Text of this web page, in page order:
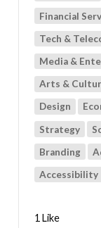
Financial
Tech &
Media &
Arts &
Design
Strategy
Branding
Accessibility
1 Like